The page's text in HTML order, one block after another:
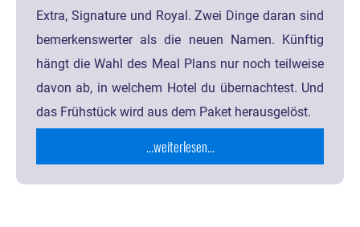
Extra, Signature und Royal. Zwei Dinge daran sind
bemerkenswerter als die neuen Namen. Künftig
hängt die Wahl des Meal Plans nur noch teilweise
davon ab, in welchem Hotel du übernachtest. Und
das Frühstück wird aus dem Paket herausgelöst.
...weiterlesen...